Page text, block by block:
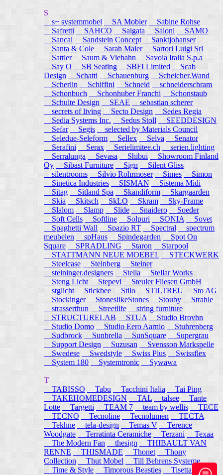
S
s+ systemmobel
SA Mobler
Sabine Rohse
Safretti
SAHCO Saigata Saloni
SAMO
Sancal
Sandstein Concept
Sanktjohanser
Santa & Cole
Sarah Maier
Sartori Luigi Srl
Sattler
Saum & Viebahn
Savoia Italia S.p.a
Say O
SB Seating SBFI Limited
Scab
Design
Schatti Schauenburg
Scheicher.Wand
Scherlin
Schiffini Schneid
schneiderschram
Schonbuch
Schonhuber Franchi
Schonstaub
Schulte Design
SEAE
sebastian scherer
secrets of living
Secto Design
Sedes Regia
Sedia Systems Inc.
Sedus Stoll
SEEDDESIGN
Sefar
Segis
selected by Materials Council
Seledue-Seleform
Sellex Selva
Senator
Serafini
Serax Serielimitee.ch
serien.lighting
Serralunga
Sevasa Shibui
Showroom Finland
Oy
Sibast Furniture Sign
Silent Gliss
silentrooms
Silvio Rohrmoser Simes Simon
Sinetica Industries
SISMAN
Sistema Midi
Sitag
Sitland Spa Skandiform
Skargaarden
Skia
Skitsch SkLO Skram
Sky-Frame
Slalom
Slamp Slide Snaidero
Soeder
Soft Cells
Softline Solpuri SONIA
Sovet
Spaghetti Wall
Spazio RT Spectral
spectrum
meubelen
spHaus Spindegarden
Spot On
Square
SPRADLING Staron
Starpool
STATTMANN NEUE MOEBEL
STECKWERK
Steelcase
Steinberg
Steiner
steininger.designers
Stella Stellar Works
Steng Licht
Stepevi
Steuler Fliesen GmbH
stglicht
Stickbee Stilo STILTREU
Sto AG
Stockinger
StoneslikeStones Stouby
Strahle
strasserthun
Streetlife
string furniture
STRUCTURELAB
STUA
Studio Brovhn
Studio Domo
Studio Eero Aarnio
Stuhrenberg
Sudbrock
Sunbrella SunSquare
Supergrau
Support Design
Suzusan
Svensson Markspelle
Swedese
Swedstyle Swiss Plus
Swissflex
System 180
Systemtronic Sywawa
T
TABISSO
Tabu Tacchini Italia
Tai Ping
TAKEHOMEDESIGN
TAL talsee
Tante
Lotte
Targetti TEAM 7 team by wellis
TECE
TECNO
Tecnoline Tecnolumen
TECTA
Tekhne
tela-design Temas V
Terence
Woodgate
Terratinta Ceramiche Terzani
Texaa
The Modern Fan
thesign
THIBAULT VAN
RENNE
THISMADE Thonet
Thony
Collection
Thut Mobel
Till Behrens Systeme
Time & Style
Timorous Beasties
Tisettanta